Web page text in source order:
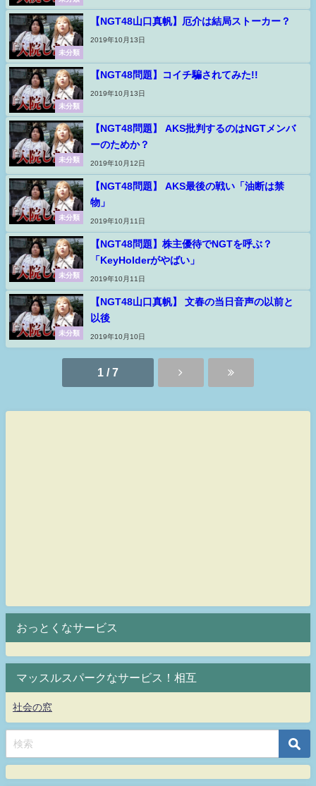
未分類
【NGT48山口真帆】厄介は結局ストーカー？
2019年10月13日
未分類
【NGT48問題】コイチ騙されてみた!!
2019年10月13日
未分類
【NGT48問題】 AKS批判するのはNGTメンバ
ーのためか？
2019年10月12日
未分類
【NGT48問題】 AKS最後の戦い「油断は禁
物」
2019年10月11日
未分類
【NGT48問題】株主優待でNGTを呼ぶ？
「KeyHolderがやばい」
2019年10月11日
未分類
【NGT48山口真帆】 文春の当日音声の以前と
以後
2019年10月10日
1 / 7
おっとくなサービス
マッスルスパークなサービス！相互
社会の窓